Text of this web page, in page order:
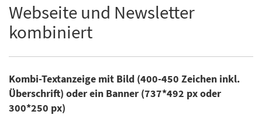
Webseite und Newsletter
kombiniert
Kombi-Textanzeige mit Bild (400-450 Zeichen inkl.
Überschrift) oder ein Banner (737*492 px oder
300*250 px)